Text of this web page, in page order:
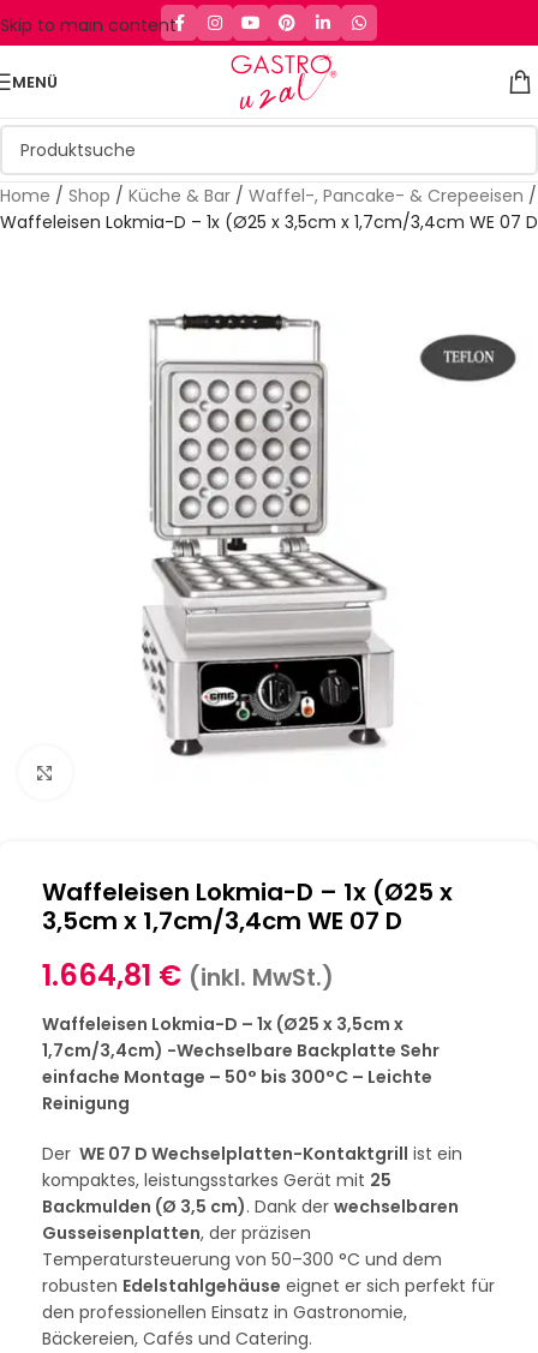
Skip to main content
MENÜ
Home / Shop / Küche & Bar / Waffel-, Pancake- & Crepeeisen /
Waffeleisen Lokmia-D – 1x (Ø25 x 3,5cm x 1,7cm/3,4cm WE 07 D
Waffeleisen Lokmia-D – 1x (Ø25 x
3,5cm x 1,7cm/3,4cm WE 07 D
1.664,81 € (inkl. MwSt.)
Waffeleisen Lokmia-D – 1x (Ø25 x 3,5cm x
1,7cm/3,4cm) -Wechselbare Backplatte Sehr
einfache Montage – 50° bis 300°C – Leichte
Reinigung
Der WE 07 D Wechselplatten-Kontaktgrill ist ein
kompaktes, leistungsstarkes Gerät mit 25
Backmulden (Ø 3,5 cm). Dank der wechselbaren
Gusseisenplatten, der präzisen
Temperatursteuerung von 50–300 °C und dem
robusten Edelstahlgehäuse eignet er sich perfekt für
den professionellen Einsatz in Gastronomie,
Bäckereien, Cafés und Catering.